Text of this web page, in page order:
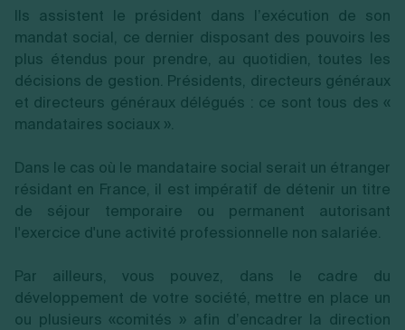
Ils assistent le président dans l’exécution de son
mandat social, ce dernier disposant des pouvoirs les
plus étendus pour prendre, au quotidien, toutes les
décisions de gestion. Présidents, directeurs généraux
et directeurs généraux délégués : ce sont tous des «
mandataires sociaux ».
Dans le cas où le mandataire social serait un étranger
résidant en France, il est impératif de détenir un titre
de séjour temporaire ou permanent autorisant
l'exercice d'une activité professionnelle non salariée.
Par ailleurs, vous pouvez, dans le cadre du
développement de votre société, mettre en place un
ou plusieurs «comités » afin d’encadrer la direction